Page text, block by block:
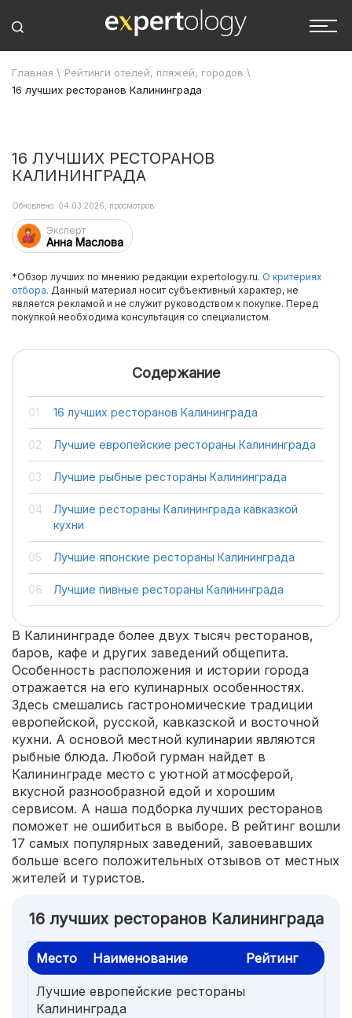
Главная \ Рейтинги отелей, пляжей, городов \
16 лучших ресторанов Калининграда
16 ЛУЧШИХ РЕСТОРАНОВ
КАЛИНИНГРАДА
Эксперт
Анна Маслова
Обновлено: 04.03.2026, просмотров:
*Обзор лучших по мнению редакции expertology.ru. О критериях
отбора. Данный материал носит субъективный характер, не
является рекламой и не служит руководством к покупке. Перед
покупкой необходима консультация со специалистом.
Содержание
16 лучших ресторанов Калининграда
Лучшие европейские рестораны Калининграда
Лучшие рыбные рестораны Калининграда
Лучшие рестораны Калининграда кавказкой
кухни
Лучшие японские рестораны Калининграда
Лучшие пивные рестораны Калининграда
В Калининграде более двух тысяч ресторанов,
баров, кафе и других заведений общепита.
Особенность расположения и истории города
отражается на его кулинарных особенностях.
Здесь смешались гастрономические традиции
европейской, русской, кавказской и восточной
кухни. А основой местной кулинарии являются
рыбные блюда. Любой гурман найдет в
Калининграде место с уютной атмосферой,
вкусной разнообразной едой и хорошим
сервисом. А наша подборка лучших ресторанов
поможет не ошибиться в выборе. В рейтинг вошли
17 самых популярных заведений, завоевавших
больше всего положительных отзывов от местных
жителей и туристов.
16 лучших ресторанов Калининграда
Место Наименование Рейтинг
Лучшие европейские рестораны
Калининграда